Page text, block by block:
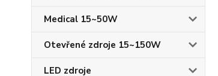
Medical 15~50W
Otevřené zdroje 15~150W
LED zdroje